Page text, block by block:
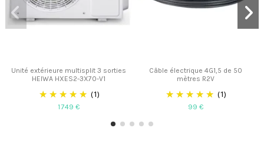
Unité extérieure multisplit 3 sorties
HEIWA HXES2-3X70-V1
(1)
1 749 €
Câble électrique 4G1,5 de 50
mètres R2V
(1)
99 €